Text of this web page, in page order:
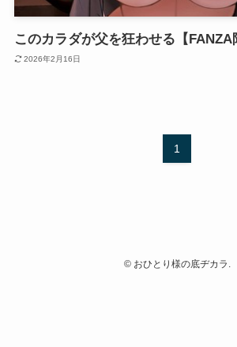
このカラダが父を狂わせる【FANZA
2026年2月16日
1
©おひとり様の底ヂカラ.